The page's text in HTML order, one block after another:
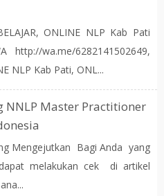
ONLINE NLP Kab Pati
http://wa.me/6282141502649,
NLP Kab Pati, ONL...
NNLP Master Practitioner
Mengejutkan Bagi Anda yang
melakukan cek di artikel